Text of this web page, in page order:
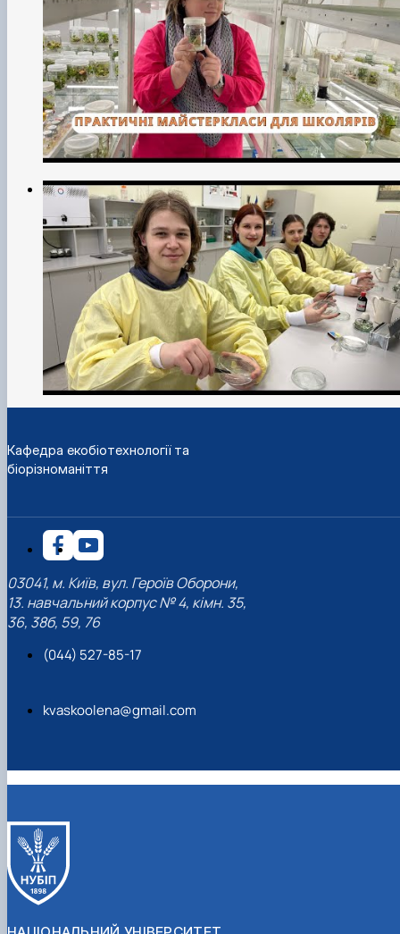
Кафедра екобіотехнології та
біорізноманіття
03041, м. Київ, вул. Героїв Оборони,
13. навчальний корпус № 4, кімн. 35,
36, 38б, 59, 76
(044) 527-85-17
kvaskoolena@gmail.com